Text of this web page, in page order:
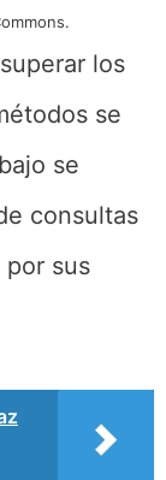
los
se
se
consultas
por sus